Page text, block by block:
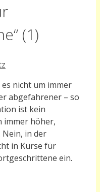
(1)
nicht um immer
abgefahrener – so
ist kein
immer höher,
Nein, in der
in Kurse für
ein.